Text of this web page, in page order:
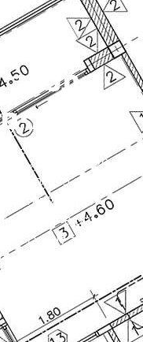
תכנון,
משרדנו עוסק
ובתים פרטיים
לרגע קבלת
פרוייקטים לכל
לאפשר לו
הראשון. אנו שמים